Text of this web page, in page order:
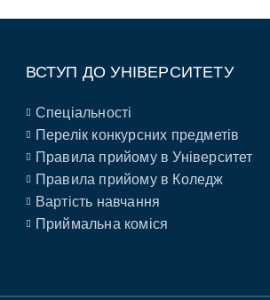
ВСТУП ДО УНІВЕРСИТЕТУ
Спеціальності
Перелік конкурсних предметів
Правила прийому в Університет
Правила прийому в Коледж
Вартість навчання
Приймальна коміся